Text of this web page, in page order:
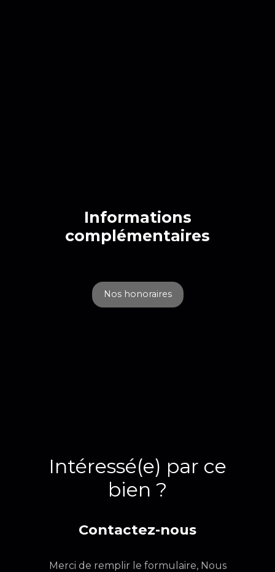
Informations
complémentaires
Nos honoraires
Intéressé(e) par ce
bien ?
Contactez-nous
Merci de remplir le formulaire, Nous